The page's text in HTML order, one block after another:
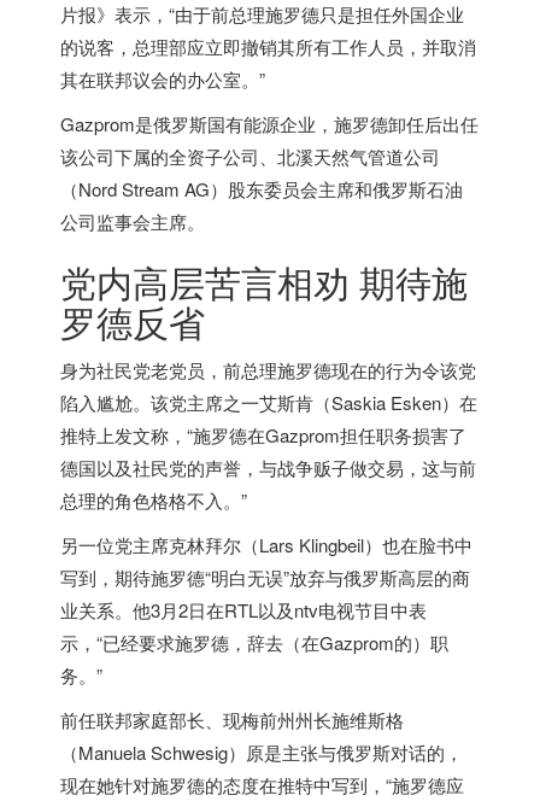
片报》表示，“由于前总理施罗德只是担任外国企业
的说客，总理部应立即撤销其所有工作人员，并取消
其在联邦议会的办公室。”
Gazprom是俄罗斯国有能源企业，施罗德卸任后出任
该公司下属的全资子公司、北溪天然气管道公司
（Nord Stream AG）股东委员会主席和俄罗斯石油
公司监事会主席。
党内高层苦言相劝 期待施
罗德反省
身为社民党老党员，前总理施罗德现在的行为令该党
陷入尴尬。该党主席之一艾斯肯（Saskia Esken）在
推特上发文称，“施罗德在Gazprom担任职务损害了
德国以及社民党的声誉，与战争贩子做交易，这与前
总理的角色格格不入。”
另一位党主席克林拜尔（Lars Klingbeil）也在脸书中
写到，期待施罗德“明白无误”放弃与俄罗斯高层的商
业关系。他3月2日在RTL以及ntv电视节目中表
示，“已经要求施罗德，辞去（在Gazprom的）职
务。”
前任联邦家庭部长、现梅前州州长施维斯格
（Manuela Schwesig）原是主张与俄罗斯对话的，
现在她针对施罗德的态度在推特中写到，“施罗德应